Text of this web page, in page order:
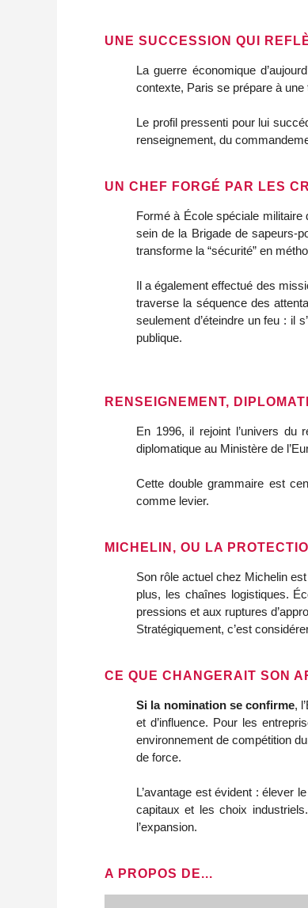
UNE SUCCESSION QUI
La guerre économique
contexte, Paris se prépare à une
Le profil pressenti pour lui
renseignement, du
UN CHEF FORGÉ PAR LES
Formé à École spéciale militaire
sein de la Brigade de sapeurs-
transforme la “sécurité” en
Il a également effectué des
traverse la séquence des
seulement d’éteindre un feu : il
publique.
RENSEIGNEMENT,
En 1996, il rejoint l’univers du
diplomatique au Ministère de
Cette double grammaire est
comme levier.
MICHELIN, OU LA
Son rôle actuel chez Michelin
plus, les chaînes logistiques.
pressions et aux ruptures
Stratégiquement, c’est
CE QUE CHANGERAIT SON
Si la nomination se confirme,
et d’influence. Pour les
environnement de compétition
de force.
L’avantage est évident : élever
capitaux et les choix
l’expansion.
A PROPOS DE...